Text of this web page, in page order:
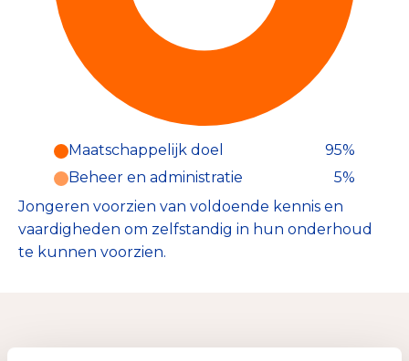
Maatschappelijk doel
95%
Beheer en administratie
5%
Jongeren voorzien van voldoende kennis en
vaardigheden om zelfstandig in hun onderhoud
te kunnen voorzien.